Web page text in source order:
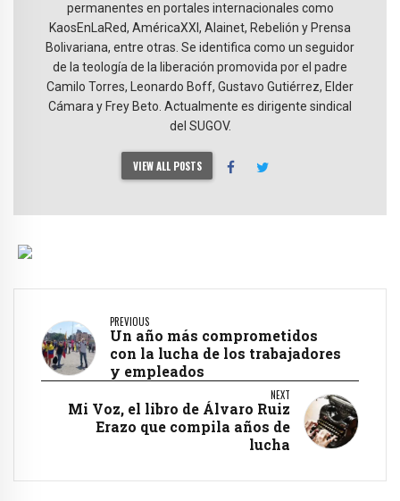
permanentes en portales internacionales como
KaosEnLaRed, AméricaXXI, Alainet, Rebelión y Prensa
Bolivariana, entre otras. Se identifica como un seguidor
de la teología de la liberación promovida por el padre
Camilo Torres, Leonardo Boff, Gustavo Gutiérrez, Elder
Cámara y Frey Beto. Actualmente es dirigente sindical
del SUGOV.
VIEW ALL POSTS
PREVIOUS
Un año más comprometidos
con la lucha de los trabajadores
y empleados
NEXT
Mi Voz, el libro de Álvaro Ruiz
Erazo que compila años de
lucha